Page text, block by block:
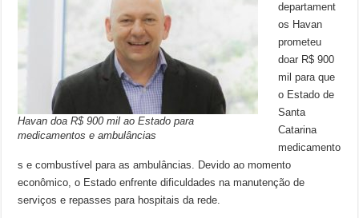
Havan doa R$ 900 mil ao Estado para
medicamentos e ambulâncias
departament
os Havan
prometeu
doar R$ 900
mil para que
o Estado de
Santa
Catarina
medicamento
s e combustível para as ambulâncias. Devido ao momento
econômico, o Estado enfrente dificuldades na manutenção de
serviços e repasses para hospitais da rede.